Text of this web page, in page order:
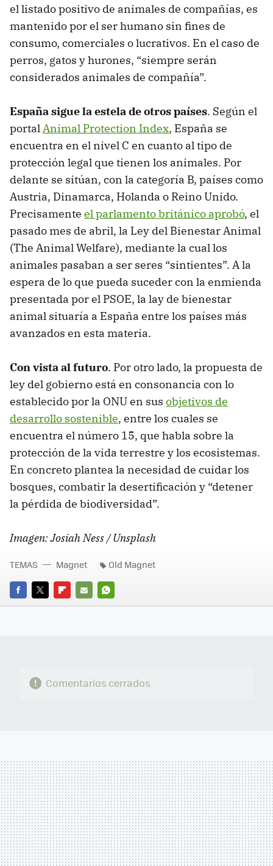
el listado positivo de animales de compañías, es
mantenido por el ser humano sin fines de
consumo, comerciales o lucrativos. En el caso de
perros, gatos y hurones, “siempre serán
considerados animales de compañía”.
España sigue la estela de otros países. Según el
portalAnimal Protection Index, España se
encuentra en el nivel C en cuanto al tipo de
protección legal que tienen los animales. Por
delante se sitúan, con la categoría B, países como
Austria, Dinamarca, Holanda o Reino Unido.
Precisamente el parlamento británico aprobó, el
pasado mes de abril, la Ley del Bienestar Animal
(The Animal Welfare), mediante la cual los
animales pasaban a ser seres “sintientes”. A la
espera de lo que pueda suceder con la enmienda
presentada por el PSOE, la lay de bienestar
animal situaría a España entre los países más
avanzados en esta materia.
Con vista al futuro. Por otro lado, la propuesta de
ley del gobierno está en consonancia con lo
establecido por la ONU en sus objetivos de
desarrollo sostenible, entre los cuales se
encuentra el número 15, que habla sobre la
protección de la vida terrestre y los ecosistemas.
En concreto plantea la necesidad de cuidar los
bosques, combatir la desertificación y “detener
la pérdida de biodiversidad”.
Imagen: Josiah Ness / Unsplash
FACEBOOK
TWITTERFLIPBOARD
E-
WHATSAPP
TEMAS Magnet Old Magnet
Comentarios cerrados